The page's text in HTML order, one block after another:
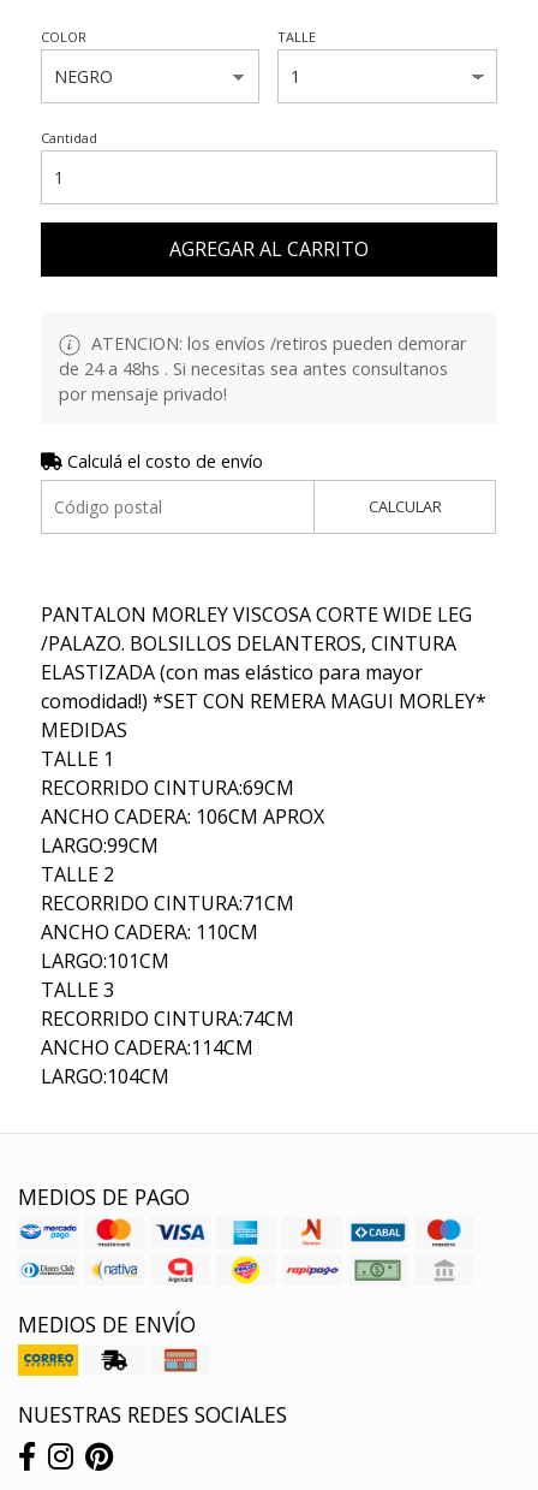
COLOR TALLE
Cantidad
AGREGAR AL CARRITO
ATENCION: los envíos /retiros pueden demorar
de 24 a 48hs . Si necesitas sea antes consultanos
por mensaje privado!
Calculá el costo de envío
CALCULAR
PANTALON MORLEY VISCOSA CORTE WIDE LEG
/PALAZO. BOLSILLOS DELANTEROS, CINTURA
ELASTIZADA (con mas elástico para mayor
comodidad!) *SET CON REMERA MAGUI MORLEY*
MEDIDAS
TALLE 1
RECORRIDO CINTURA:69CM
ANCHO CADERA: 106CM APROX
LARGO:99CM
TALLE 2
RECORRIDO CINTURA:71CM
ANCHO CADERA: 110CM
LARGO:101CM
TALLE 3
RECORRIDO CINTURA:74CM
ANCHO CADERA:114CM
LARGO:104CM
MEDIOS DE PAGO
MEDIOS DE ENVÍO
NUESTRAS REDES SOCIALES